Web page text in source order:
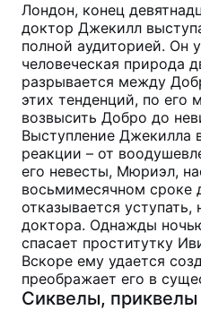
Лондон, конец
доктор Джекилл
полной аудиторией. Он
человеческая природа
разрывается между
этих тенденций, по его
возвысить Добро до
Выступление Джекилла
реакции – от
его невесты, Мюриэл,
восьмимесячном сроке
отказывается
доктора. Однажды
спасает проститутку
Вскоре ему удается
преображает его в
Сиквелы,